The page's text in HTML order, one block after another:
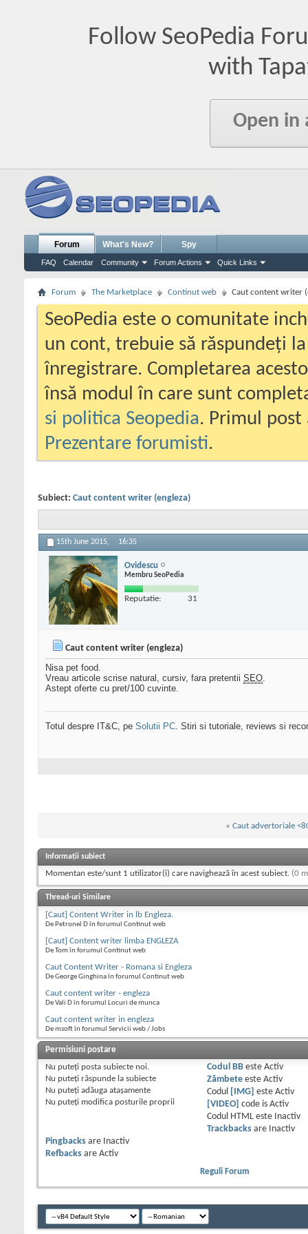
Follow SeoPedia
with
Open in
Forum
FAQ Calendar Community Forum Actions Quick Links
What's New? Spy
Forum The Marketplace Continut web Caut content writer
SeoPedia este o comunitate
un cont, trebuie să răspundeți
înregistrare. Completarea
însă modul în care sunt
si politica Seopedia. Primul
Prezentare forumisti.
Subiect: Caut content writer (engleza)
15th June 2015, 16:35
Ovidescu
Membru SeoPedia
Reputatie: 31
Caut content writer (engleza)
Nisa pet food.
Vreau articole scrise natural, cursiv, fara pretentii SEO.
Astept oferte cu pret/100 cuvinte.
Totul despre IT&C, pe Solutii PC. Stiri si tutoriale, reviews si
« Caut advertoriale
Informații subiect
Momentan este/sunt 1 utilizator(i) care navighează în acest subiect. (0
Thread-uri Similare
[Caut] Content Writer in lb Engleza.
De Petronel D în forumul Continut web
[Caut] Content writer limba ENGLEZA
De Tom în forumul Continut web
Caut Content Writer - Romana si Engleza
De George Ginghina în forumul Continut web
Caut content writer - engleza
De Vali D în forumul Locuri de munca
Caut content writer in engleza
De msoft în forumul Servicii web / Jobs
Permisiuni postare
Nu puteţi posta subiecte noi.
Nu puteţi răspunde la subiecte
Nu puteţi adăuga ataşamente
Nu puteţi modifica posturile proprii
Codul BBeste Activ
Zâmbeteeste Activ
Codul
[IMG] este Activ
[VIDEO]
code is Activ
Codul HTML este
Inactiv
Trackbacksare
Inactiv
Pingbacks are
Inactiv
Refbacks are Activ
Reguli Forum